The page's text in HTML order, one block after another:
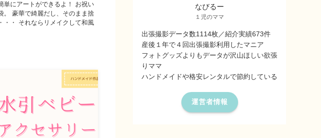
単にアートができるよ！ お祝い
。 豪華で綺麗だし、そのまま捨
・・ それならリメイクして和風
なびるー
１児のママ
出張撮影データ数1114枚／紹介実績673件
産後１年で４回出張撮影利用したマニア
フォトグッズよりもデータが沢山ほしい欲張
りママ
ハンドメイドや格安レンタルで節約している
運営者情報